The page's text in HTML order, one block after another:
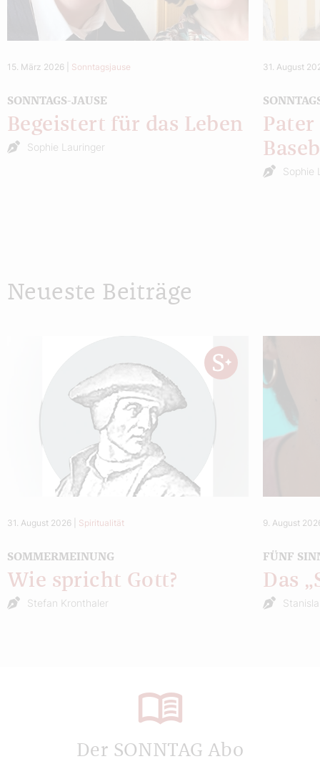
15. März 2026 Sonntagsjause
SONNTAGS-JAUSE
Begeistert für das Leben
Sophie Lauringer
31. August
Sophie
Neueste Beiträge
31. August 2026 Spiritualität
SOMMERMEINUNG
Wie spricht Gott?
Stefan Kronthaler
9. August
FÜNF
Das
Der SONNTAG Abo